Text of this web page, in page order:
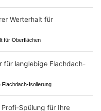
für Oberflächen
Flachdach-Isolierung